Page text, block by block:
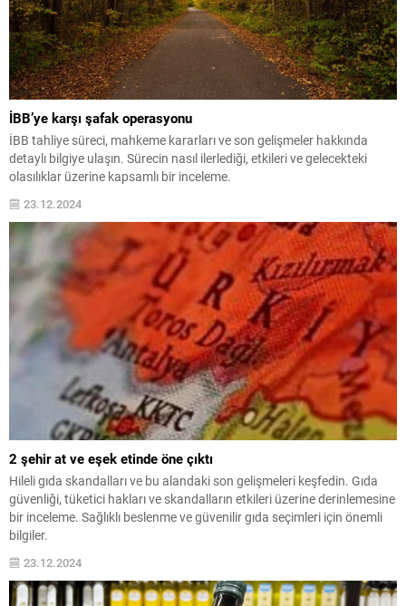
İBB’ye karşı şafak operasyonu
İBB tahliye süreci, mahkeme kararları ve son gelişmeler hakkında
detaylı bilgiye ulaşın. Sürecin nasıl ilerlediği, etkileri ve gelecekteki
olasılıklar üzerine kapsamlı bir inceleme.
23.12.2024
2 şehir at ve eşek etinde öne çıktı
Hileli gıda skandalları ve bu alandaki son gelişmeleri keşfedin. Gıda
güvenliği, tüketici hakları ve skandalların etkileri üzerine derinlemesine
bir inceleme. Sağlıklı beslenme ve güvenilir gıda seçimleri için önemli
bilgiler.
23.12.2024